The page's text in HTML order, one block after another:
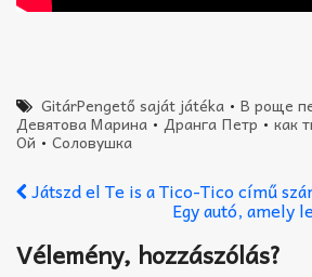
GitárPengető saját játéka •В роще
Девятова Марина •Дранга Петр • как
Ой • Соловушка
Játszd el Te is a Tico-Tico című
Egy autó, amely
Vélemény, hozzászólás?